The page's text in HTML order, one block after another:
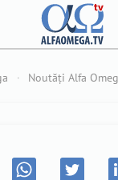
Noutăți Alfa